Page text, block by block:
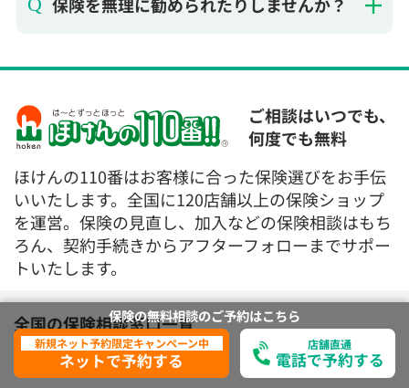
ご相談はいつでも、
ほけんの110番はお客様に合った保険選びをお手伝
いいたします。全国に120店舗以上の保険ショップ
を運営。保険の見直し、加入などの保険相談はもち
ろん、契約手続きからアフターフォローまでサポー
トいたします。
全国の保険相談窓口一覧
北海道・東北
関東
保険の無料相談のご予約はこちら
新規ネット予約限定キャンペーン中
ネットで予約する
店舗直通
電話で予約する